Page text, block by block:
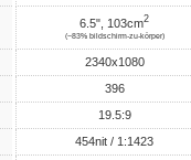
6.5", 103cm2
(~83% bildschirm-zu-körper)
2340x1080
396
19.5:9
454nit / 1:1423